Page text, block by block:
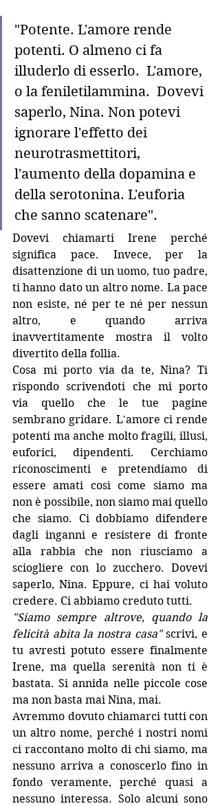
"Potente. L'amore rende
potenti. O almeno ci fa
illuderlo di esserlo.  L'amore,
o la feniletilammina.  Dovevi
saperlo, Nina. Non potevi
ignorare l'effetto dei
neurotrasmettitori,
l'aumento della dopamina e
della serotonina. L'euforia
che sanno scatenare".
Dovevi chiamarti Irene perché
significa pace. Invece, per la
disattenzione di un uomo, tuo padre,
ti hanno dato un altro nome. La pace
non esiste, né per te né per nessun
altro, e quando arriva
inavvertitamente mostra il volto
divertito della follia.
Cosa mi porto via da te, Nina? Ti
rispondo scrivendoti che mi porto
via quello che le tue pagine
sembrano gridare. L'amore ci rende
potenti ma anche molto fragili, illusi,
euforici, dipendenti. Cerchiamo
riconoscimenti e pretendiamo di
essere amati così come siamo ma
non è possibile, non siamo mai quello
che siamo. Ci dobbiamo difendere
dagli inganni e resistere di fronte
alla rabbia che non riusciamo a
sciogliere con lo zucchero. Dovevi
saperlo, Nina. Eppure, ci hai voluto
credere. Ci abbiamo creduto tutti.
"Siamo sempre altrove, quando la
felicità abita la nostra casa" scrivi, e
tu avresti potuto essere finalmente
Irene, ma quella serenità non ti è
bastata. Si annida nelle piccole cose
ma non basta mai Nina, mai.
Avremmo dovuto chiamarci tutti con
un altro nome, perché i nostri nomi
ci raccontano molto di chi siamo, ma
nessuno arriva a conoscerlo fino in
fondo veramente, perché quasi a
nessuno interessa. Solo alcuni sono